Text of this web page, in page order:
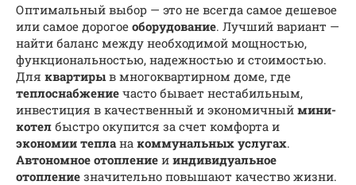
Оптимальный выбор — это не всегда самое дешевое
или самое дорогое оборудование. Лучший вариант —
найти баланс между необходимой мощностью,
функциональностью, надежностью и стоимостью.
Для квартиры в многоквартирном доме, где
теплоснабжение часто бывает нестабильным,
инвестиция в качественный и экономичный мини-
котел быстро окупится за счет комфорта и
экономии тепла на коммунальных услугах.
Автономное отопление и индивидуальное
отопление значительно повышают качество жизни.